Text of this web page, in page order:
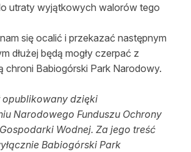
utraty wyjątkowych walorów tego
się ocalić i przekazać następnym
dłużej będą mogły czerpać z
chroni Babiogórski Park Narodowy.
opublikowany dzięki
Narodowego Funduszu Ochrony
Wodnej. Za jego treść
Babiogórski Park